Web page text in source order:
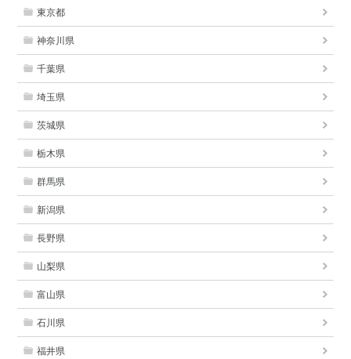
東京都
神奈川県
千葉県
埼玉県
茨城県
栃木県
群馬県
新潟県
長野県
山梨県
富山県
石川県
福井県